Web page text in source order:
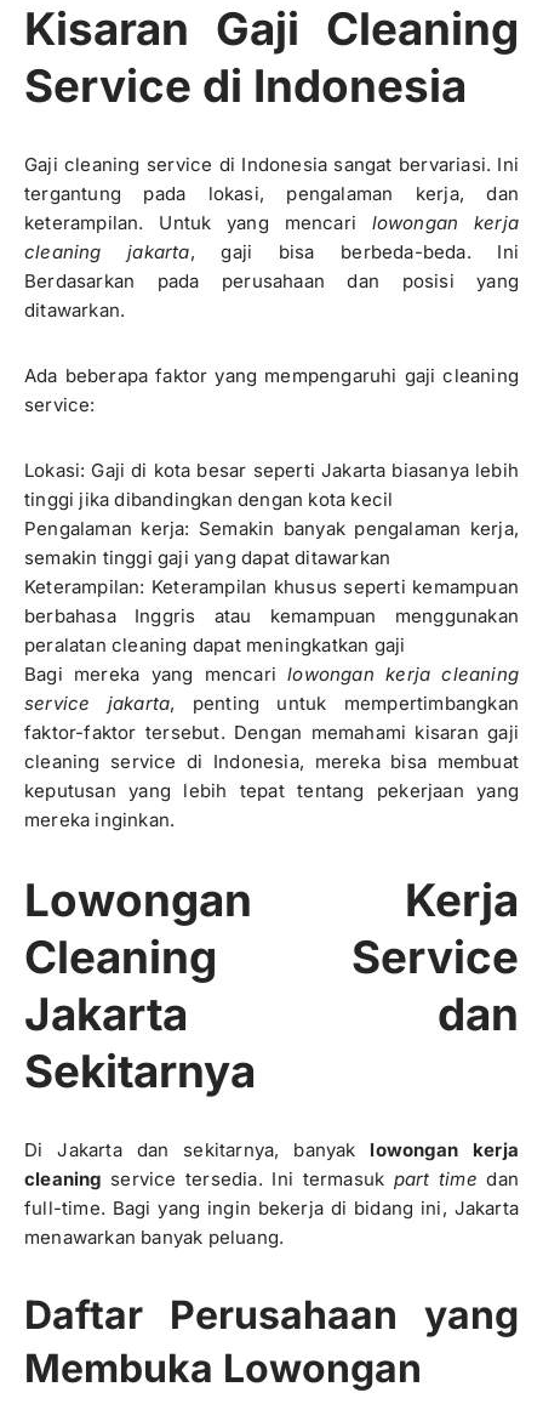
Kisaran Gaji Cleaning
Service di Indonesia
Gaji cleaning service di Indonesia sangat bervariasi. Ini
tergantung pada lokasi, pengalaman kerja, dan
keterampilan. Untuk yang mencari lowongan kerja
cleaning jakarta, gaji bisa berbeda-beda. Ini
Berdasarkan pada perusahaan dan posisi yang
ditawarkan.
Ada beberapa faktor yang mempengaruhi gaji cleaning
service:
Lokasi: Gaji di kota besar seperti Jakarta biasanya lebih
tinggi jika dibandingkan dengan kota kecil
Pengalaman kerja: Semakin banyak pengalaman kerja,
semakin tinggi gaji yang dapat ditawarkan
Keterampilan: Keterampilan khusus seperti kemampuan
berbahasa Inggris atau kemampuan menggunakan
peralatan cleaning dapat meningkatkan gaji
Bagi mereka yang mencarilowongan kerja cleaning
service jakarta, penting untuk mempertimbangkan
faktor-faktor tersebut. Dengan memahami kisaran gaji
cleaning service di Indonesia, mereka bisa membuat
keputusan yang lebih tepat tentang pekerjaan yang
mereka inginkan.
Lowongan Kerja
Cleaning Service
Jakarta dan
Sekitarnya
Di Jakarta dan sekitarnya, banyak lowongan kerja
cleaning service tersedia. Ini termasuk part time dan
full-time. Bagi yang ingin bekerja di bidang ini, Jakarta
menawarkan banyak peluang.
Daftar Perusahaan yang
Membuka Lowongan